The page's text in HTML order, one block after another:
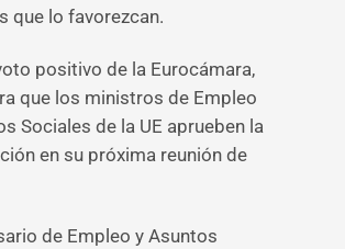
que lo favorezcan.
positivo de la Eurocámara,
que los ministros de Empleo
Sociales de la UE aprueben la
en su próxima reunión de
de Empleo y Asuntos